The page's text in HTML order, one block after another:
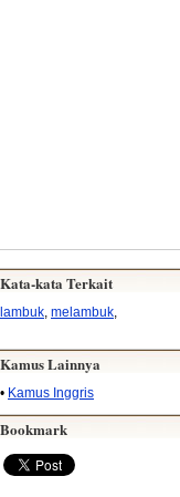
Kata-kata Terkait
lambuk melambuk
Kamus Lainnya
• Kamus Inggris
Bookmark